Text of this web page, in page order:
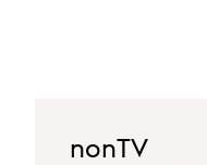
nonTV